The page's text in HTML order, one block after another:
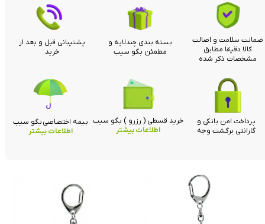
ضمانت سلامت و اصالت
کالا دقیقا مطابق
مشخصات ذکر شده
بسته بندی چندلایه و
مطمئن بگو سیب
پشتیبانی قبل و بعد از
خرید
خرید قسطی ( رزرو ) بگو سیب
اطلاعات بیشتر
پرداخت امن بانکی و
گارانتی برگشت وجه
بیمه اختصاصی بگو سیب
اطلاعات بیشتر